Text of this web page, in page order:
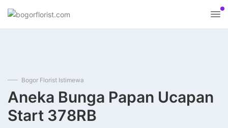
Bogor Florist Istimewa
Aneka Bunga Papan Ucapan
Start 378RB